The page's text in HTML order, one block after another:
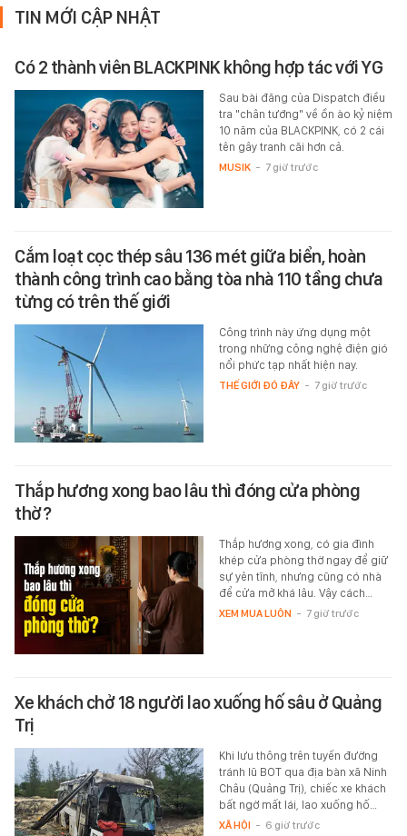
TIN MỚI CẬP NHẬT
Có 2 thành viên BLACKPINK không hợp tác với YG
Sau bài đăng của Dispatch điều
tra "chân tướng" về ồn ào kỷ niệm
10 năm của BLACKPINK, có 2 cái
tên gây tranh cãi hơn cả.
MUSIK - 7 giờ trước
Cắm loạt cọc thép sâu 136 mét giữa biển, hoàn
thành công trình cao bằng tòa nhà 110 tầng chưa
từng có trên thế giới
Công trình này ứng dụng một
trong những công nghệ điện gió
nổi phức tạp nhất hiện nay.
THẾ GIỚI ĐÓ ĐÂY - 7 giờ trước
Thắp hương xong bao lâu thì đóng cửa phòng
thờ?
Thắp hương xong, có gia đình
khép cửa phòng thờ ngay để giữ
sự yên tĩnh, nhưng cũng có nhà
để cửa mở khá lâu. Vậy cách…
XEM MUA LUÔN - 7 giờ trước
Xe khách chở 18 người lao xuống hố sâu ở Quảng
Trị
Khi lưu thông trên tuyến đường
tránh lũ BOT qua địa bàn xã Ninh
Châu (Quảng Trị), chiếc xe khách
bất ngờ mất lái, lao xuống hố…
XÃ HỘI - 6 giờ trước